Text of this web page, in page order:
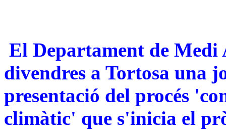
El Departament de Medi
divendres a Tortosa una
presentació del procés
climàtic' que s'inicia el